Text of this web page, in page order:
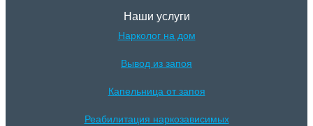
Наши услуги
Нарколог на дом
Вывод из запоя
Капельница от запоя
Реабилитация наркозависимых